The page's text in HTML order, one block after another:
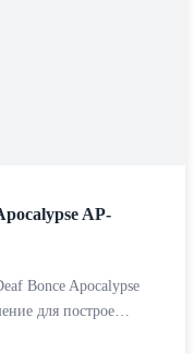
AP-
Bonce Apocalypse
для построе…